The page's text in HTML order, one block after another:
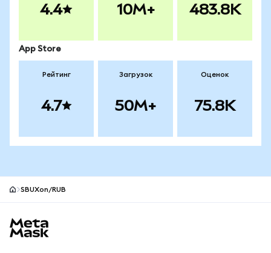
4.4 10M+ 483.8K
App Store
Рейтинг
4.7
Загрузок
50M+
Оценок
75.8K
SBUXon/RUB